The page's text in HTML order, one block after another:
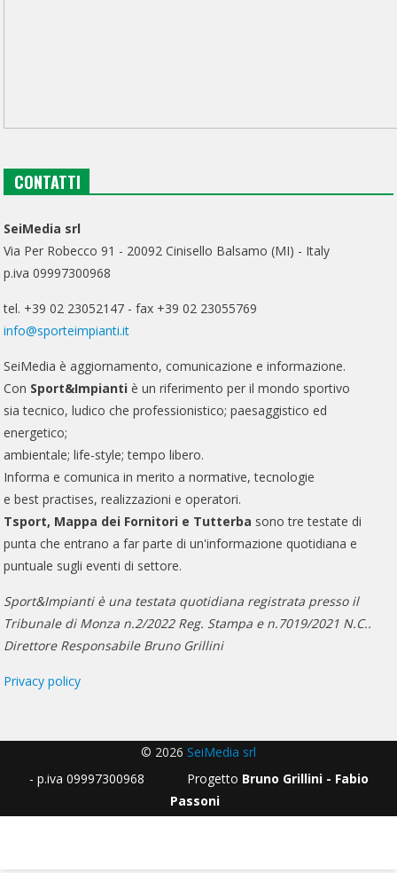
CONTATTI
SeiMedia srl
Via Per Robecco 91 - 20092 Cinisello Balsamo (MI) - Italy
p.iva 09997300968
tel. +39 02 23052147 - fax +39 02 23055769
info@sporteimpianti.it
SeiMedia è aggiornamento, comunicazione e informazione.
Con Sport&Impianti è un riferimento per il mondo sportivo
sia tecnico, ludico che professionistico; paesaggistico ed
energetico;
ambientale; life-style; tempo libero.
Informa e comunica in merito a normative, tecnologie
e best practises, realizzazioni e operatori.
Tsport, Mappa dei Fornitori e Tutterba sono tre testate di
punta che entrano a far parte di un'informazione quotidiana e
puntuale sugli eventi di settore.
Sport&Impianti è una testata quotidiana registrata presso il
Tribunale di Monza n.2/2022 Reg. Stampa e n.7019/2021 N.C..
Direttore Responsabile Bruno Grillini
Privacy policy
© 2026 SeiMedia srl
- p.iva 09997300968 Progetto Bruno Grillini - Fabio
Passoni